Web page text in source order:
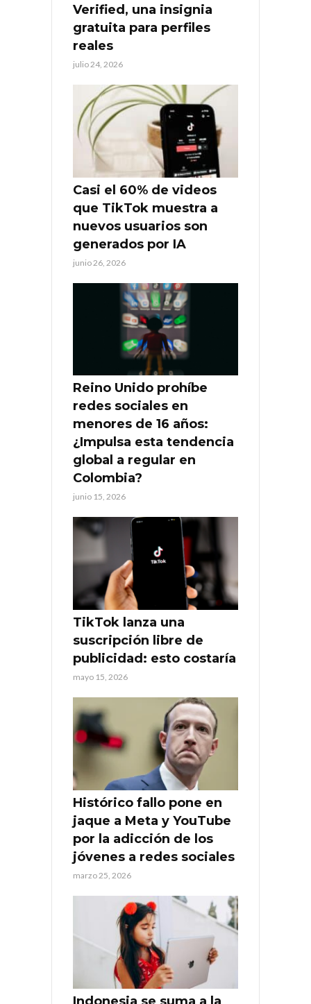
Verified, una insignia
gratuita para perfiles
reales
julio 24, 2026
Casi el 60% de videos
que TikTok muestra a
nuevos usuarios son
generados por IA
junio 26, 2026
Reino Unido prohíbe
redes sociales en
menores de 16 años:
¿Impulsa esta tendencia
global a regular en
Colombia?
junio 15, 2026
TikTok lanza una
suscripción libre de
publicidad: esto costaría
mayo 15, 2026
Histórico fallo pone en
jaque a Meta y YouTube
por la adicción de los
jóvenes a redes sociales
marzo 25, 2026